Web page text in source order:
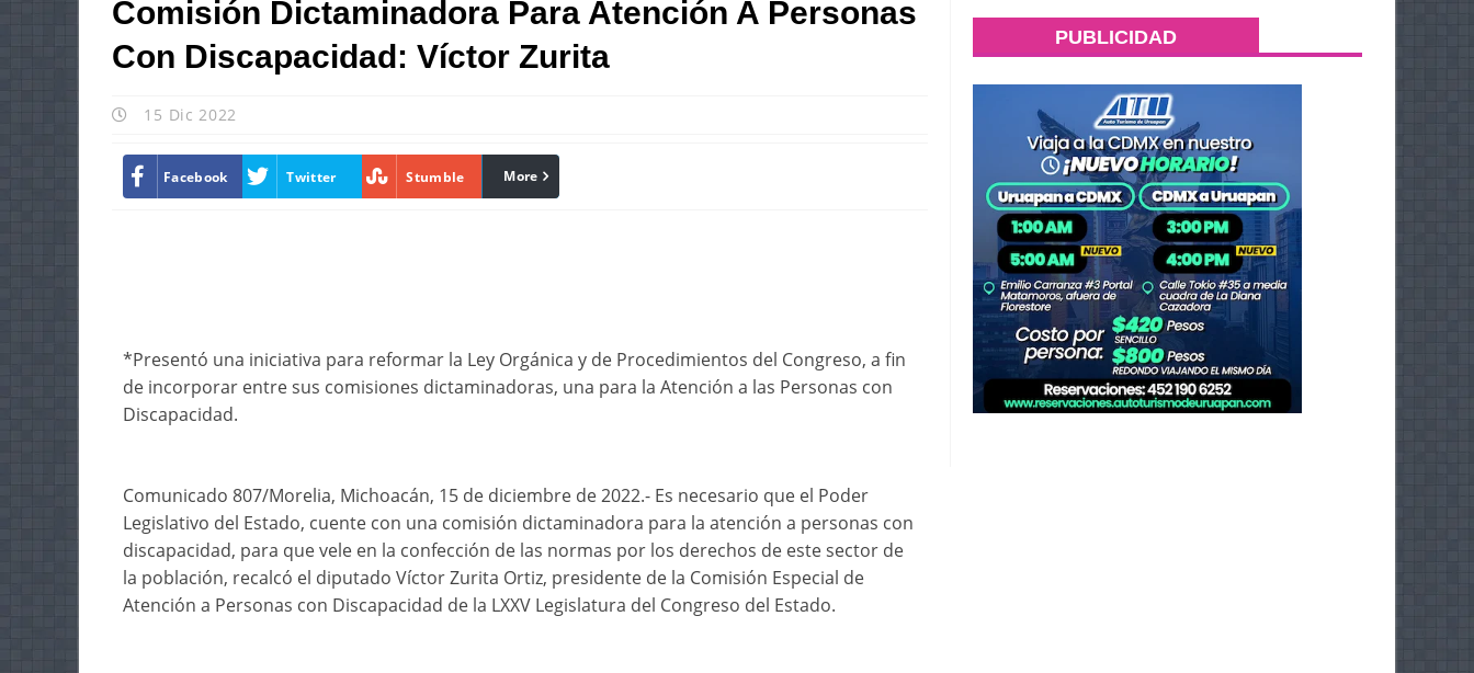
Comisión Dictaminadora Para Atención A Personas
Con Discapacidad: Víctor Zurita
15 Dic 2022
Facebook Twitter Stumble linkedin
More
*Presentó una iniciativa para reformar la Ley Orgánica y de Procedimientos del Congreso, a fin
de incorporar entre sus comisiones dictaminadoras, una para la Atención a las Personas con
Discapacidad.
Comunicado 807/Morelia, Michoacán, 15 de diciembre de 2022.- Es necesario que el Poder
Legislativo del Estado, cuente con una comisión dictaminadora para la atención a personas con
discapacidad, para que vele en la confección de las normas por los derechos de este sector de
la población, recalcó el diputado Víctor Zurita Ortiz, presidente de la Comisión Especial de
Atención a Personas con Discapacidad de la LXXV Legislatura del Congreso del Estado.
PUBLICIDAD